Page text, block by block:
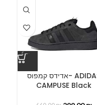
אדידס קמפוס- ADIDAS
CAMPUSE Black